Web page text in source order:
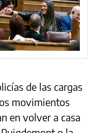
de las cargas
movimientos
en volver a casa